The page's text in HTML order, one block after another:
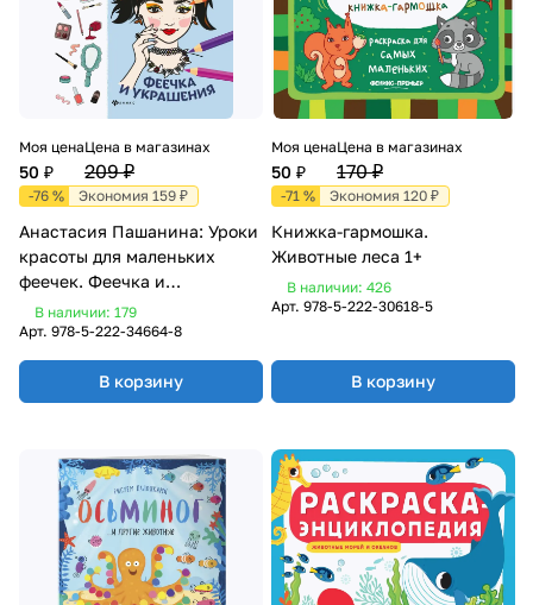
Моя цена
50 ₽
Цена в магазинах
209 ₽
-76 % Экономия 159 ₽
Анастасия Пашанина: Уроки
красоты для маленьких
феечек. Феечка и
украшения. Книжка-
раскраска
В наличии: 179
Арт. 978-5-222-34664-8
В корзину
Моя цена
50 ₽
Цена в магазинах
170 ₽
-71 % Экономия 120 ₽
Книжка-гармошка.
Животные леса 1+
В наличии: 426
Арт. 978-5-222-30618-5
В корзину